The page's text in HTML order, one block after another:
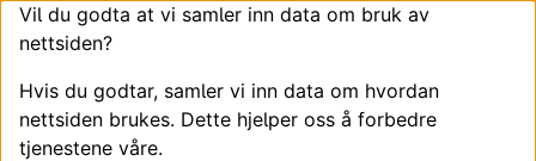
Vil du godta at vi samler inn data om bruk av
nettsiden?
Hvis du godtar, samler vi inn data om hvordan
nettsiden brukes. Dette hjelper oss å forbedre
tjenestene våre.